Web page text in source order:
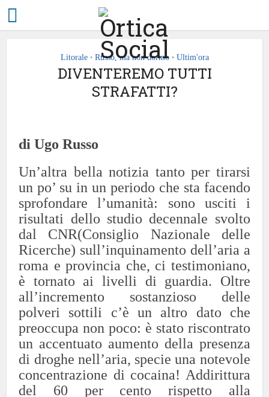
Litorale • Russo, ma non dormo • Ultim'ora
DIVENTEREMO TUTTI
STRAFATTI?
di Ugo Russo
Un’altra bella notizia tanto per tirarsi
un po’ su in un periodo che sta facendo
sprofondare l’umanità: sono usciti i
risultati dello studio decennale svolto
dal CNR(Consiglio Nazionale delle
Ricerche) sull’inquinamento dell’aria a
roma e provincia che, ci testimoniano,
è tornato ai livelli di guardia.
Oltre
all’incremento sostanzioso delle
polveri sottili c’è un altro dato che
preoccupa non poco: è stato riscontrato
un accentuato aumento della presenza
di droghe nell’aria, specie una notevole
concentrazione di cocaina! Addirittura
del 60 per cento rispetto alla